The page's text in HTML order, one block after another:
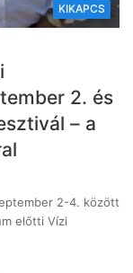
KIKAPCS
2. és
– a
2-4. között
előtti Vízi